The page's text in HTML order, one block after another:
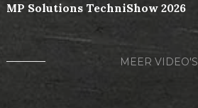
MP Solutions TechniShow 2026
MEER VIDEO'S